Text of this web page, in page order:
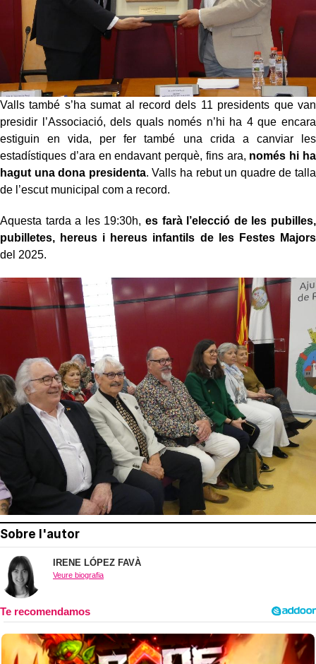
Valls també s’ha sumat al record dels 11 presidents que van
presidir l’Associació, dels quals només n’hi ha 4 que encara
estiguin en vida, per fer també una crida a canviar les
estadístiques d’ara en endavant perquè, fins ara, només hi ha
hagut una dona presidenta. Valls ha rebut un quadre de talla
de l’escut municipal com a record.
Aquesta tarda a les 19:30h, es farà l’elecció de les pubilles,
pubilletes, hereus i hereus infantils de les Festes Majors
del 2025.
Sobre l'autor
IRENE LÓPEZ FAVÀ
Veure biografia